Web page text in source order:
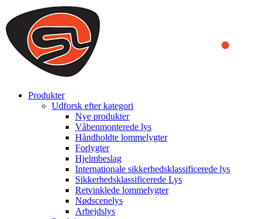
We use cookies to ensure that we provide you the best experience
on our website. By continuing to browse this website, you accept
that cookies are used to help us analyze how the website is used and
to offer you a better experience. To learn more or to find out how
you can disable cookies, you can access our
Produkter
Udforsk efter kategori
Nye produkter
Våbenmonterede lys
Håndholdte lommelygter
Forlygter
Hjelmbeslag
Internationale sikkerhedsklassificerede lys
Sikkerhedsklassificerede Lys
Retvinklede lommelygter
Nødscenelys
Arbejdslys